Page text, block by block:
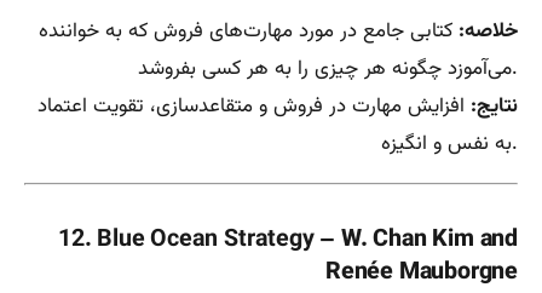
خلاصه: کتابی جامع در مورد مهارت‌های فروش که به خواننده
می‌آموزد چگونه هر چیزی را به هر کسی بفروشد.
نتایج: افزایش مهارت در فروش و متقاعدسازی، تقویت اعتماد
به نفس و انگیزه.
12. Blue Ocean Strategy– W. Chan Kim and
Renée Mauborgne